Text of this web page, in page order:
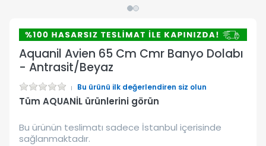
Aquanil Avien 65 Cm Cmr Banyo Dolabı
- Antrasit/Beyaz
Bu ürünü ilk değerlendiren siz olun
Tüm AQUANİL ürünlerini görün
Bu ürünün teslimatı sadece İstanbul içerisinde
sağlanmaktadır.